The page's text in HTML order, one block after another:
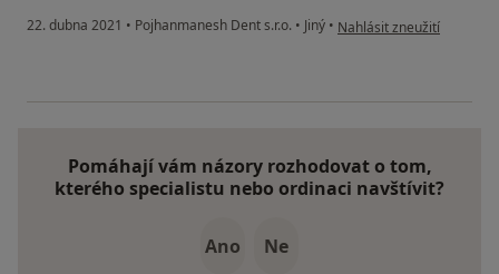
22. dubna 2021 • Pojhanmanesh Dent s.r.o. • Jiný • podle názoru uživatele
Nahlásit zneužití
Pomáhají vám názory rozhodovat o tom,
kterého specialistu nebo ordinaci navštívit?
Ano Ne